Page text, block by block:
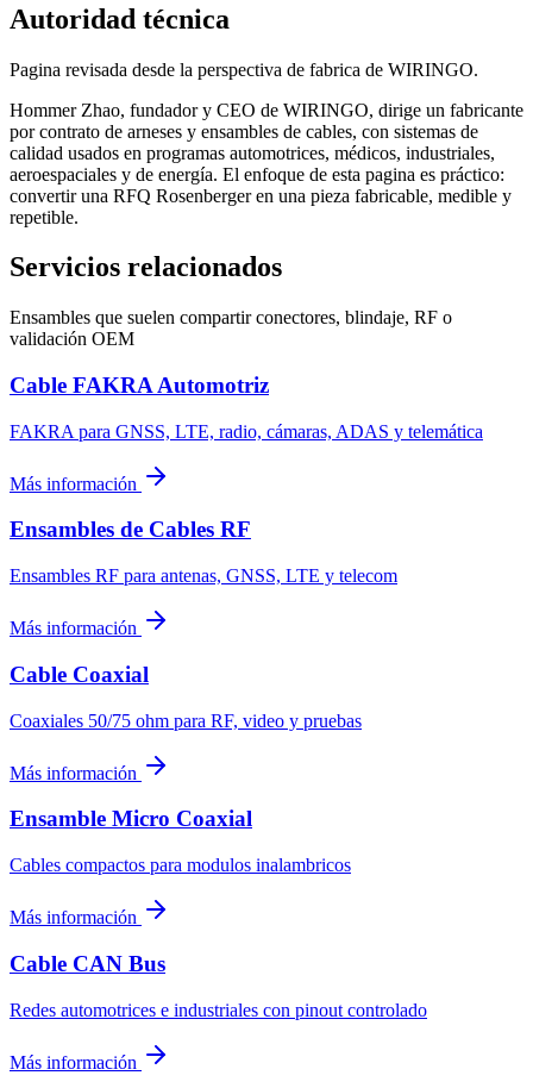
Autoridad técnica
Pagina revisada desde la perspectiva de fabrica de WIRINGO.
Hommer Zhao, fundador y CEO de WIRINGO, dirige un fabricante
por contrato de arneses y ensambles de cables, con sistemas de
calidad usados en programas automotrices, médicos, industriales,
aeroespaciales y de energía. El enfoque de esta pagina es práctico:
convertir una RFQ Rosenberger en una pieza fabricable, medible y
repetible.
Servicios relacionados
Ensambles que suelen compartir conectores, blindaje, RF o
validación OEM
Cable FAKRA Automotriz
FAKRA para GNSS, LTE, radio, cámaras, ADAS y telemática
Más información
Ensambles de Cables RF
Ensambles RF para antenas, GNSS, LTE y telecom
Más información
Cable Coaxial
Coaxiales 50/75 ohm para RF, video y pruebas
Más información
Ensamble Micro Coaxial
Cables compactos para modulos inalambricos
Más información
Cable CAN Bus
Redes automotrices e industriales con pinout controlado
Más información